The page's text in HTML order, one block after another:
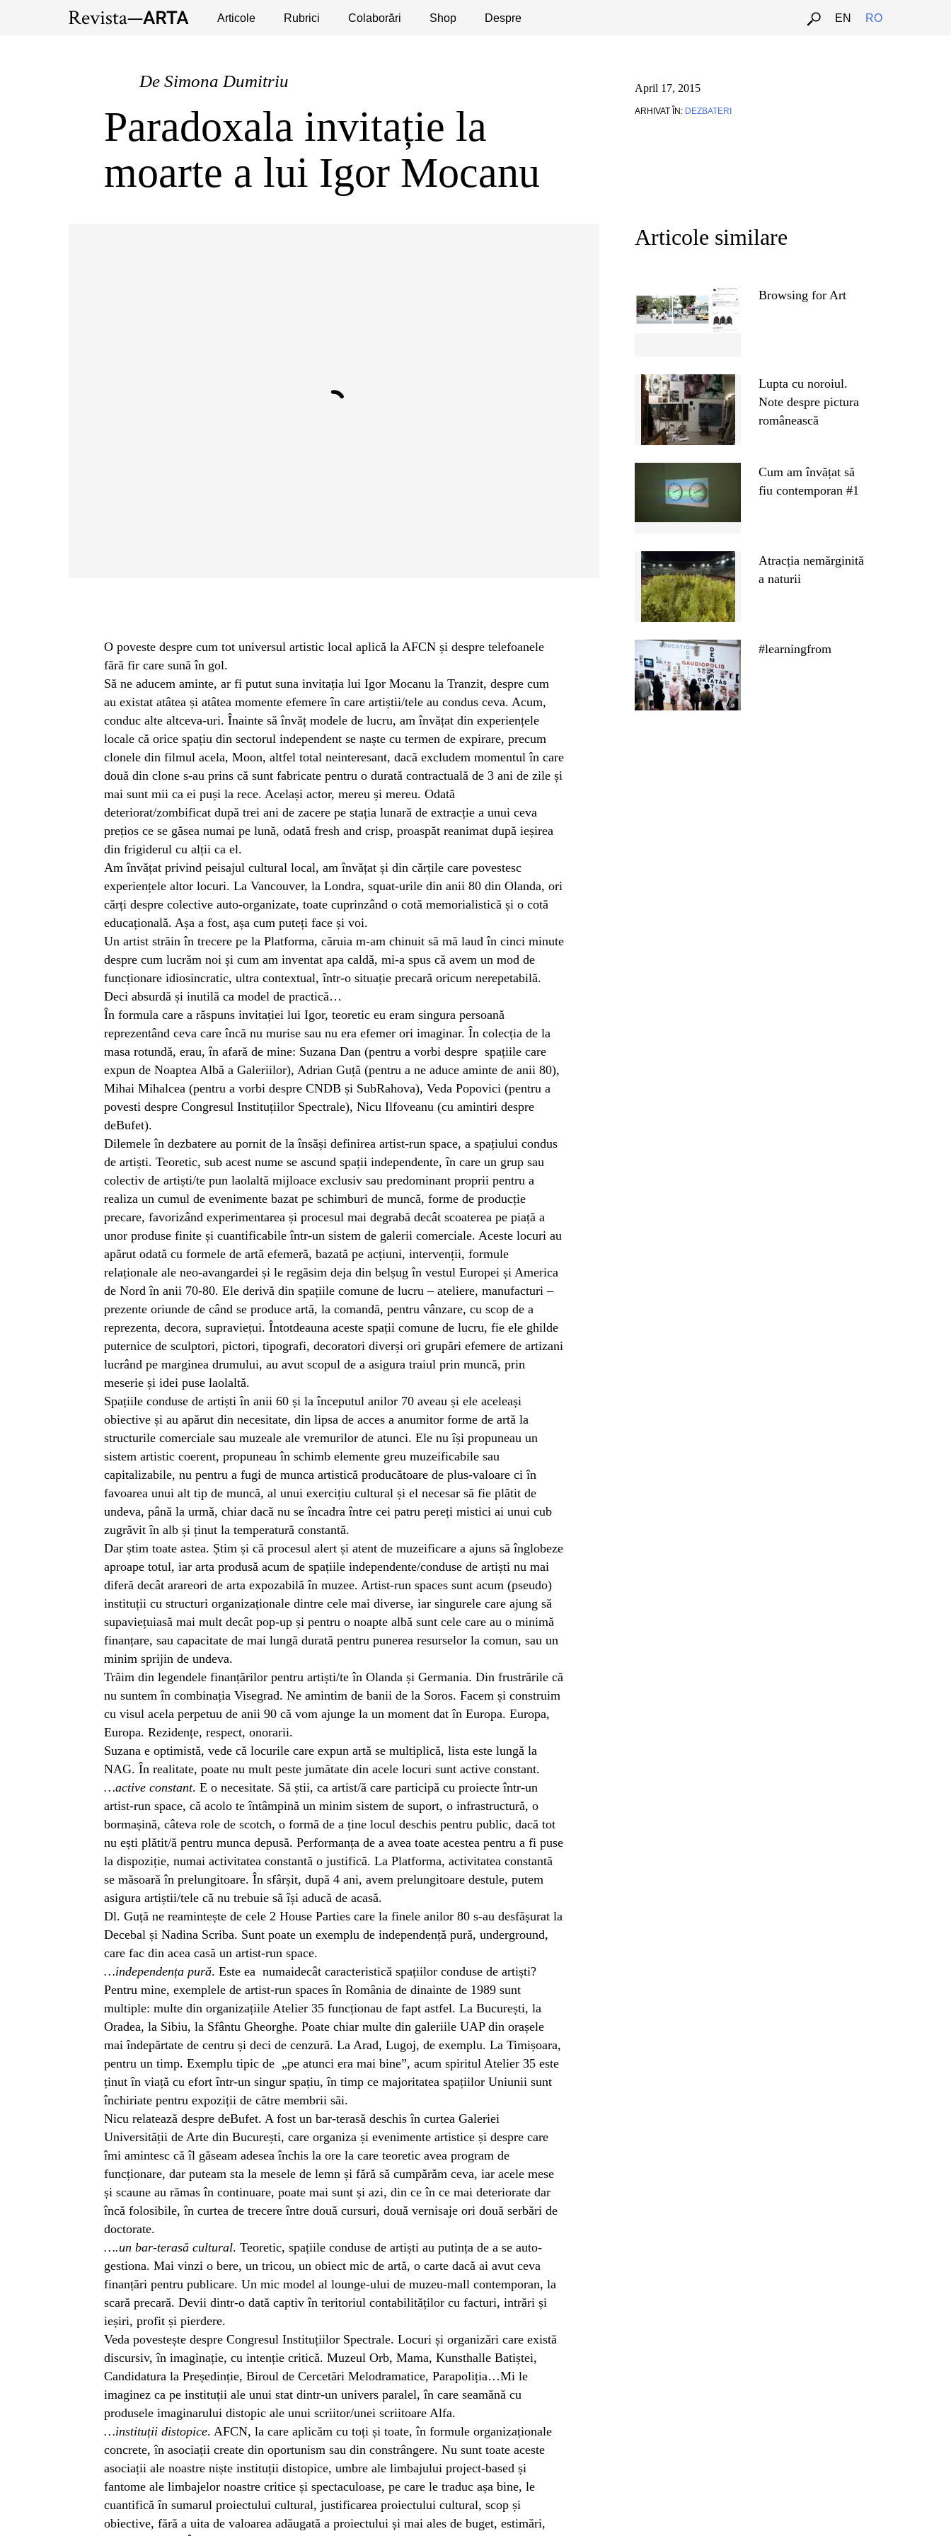
Articole Rubrici Colaborări Shop Despre EN RO
Expoziții Evenimente Interviuri Publicaţii Dezbateri Apeluri
De Simona Dumitriu
Paradoxala invitație la
moarte a lui Igor Mocanu
April 17, 2015
ARHIVAT ÎN: DEZBATERI
O poveste despre cum tot universul artistic local aplică la AFCN și despre telefoanele
fără fir care sună în gol.
Să ne aducem aminte, ar fi putut suna invitația lui Igor Mocanu la Tranzit, despre cum
au existat atâtea și atâtea momente efemere în care artiștii/tele au condus ceva. Acum,
conduc alte altceva-uri. Înainte să învăț modele de lucru, am învățat din experiențele
locale că orice spațiu din sectorul independent se naște cu termen de expirare, precum
clonele din filmul acela, Moon, altfel total neinteresant, dacă excludem momentul în care
două din clone s-au prins că sunt fabricate pentru o durată contractuală de 3 ani de zile și
mai sunt mii ca ei puși la rece. Același actor, mereu și mereu. Odată
deteriorat/zombificat după trei ani de zacere pe stația lunară de extracție a unui ceva
prețios ce se găsea numai pe lună, odată fresh and crisp, proaspăt reanimat după ieșirea
din frigiderul cu alții ca el.
Am învățat privind peisajul cultural local, am învățat și din cărțile care povestesc
experiențele altor locuri. La Vancouver, la Londra, squat-urile din anii 80 din Olanda, ori
cărți despre colective auto-organizate, toate cuprinzând o cotă memorialistică și o cotă
educațională. Așa a fost, așa cum puteți face și voi.
Un artist străin în trecere pe la Platforma, căruia m-am chinuit să mă laud în cinci minute
despre cum lucrăm noi și cum am inventat apa caldă, mi-a spus că avem un mod de
funcționare idiosincratic, ultra contextual, într-o situație precară oricum nerepetabilă.
Deci absurdă și inutilă ca model de practică…
În formula care a răspuns invitației lui Igor, teoretic eu eram singura persoană
reprezentând ceva care încă nu murise sau nu era efemer ori imaginar. În colecția de la
masa rotundă, erau, în afară de mine: Suzana Dan (pentru a vorbi despre spațiile care
expun de Noaptea Albă a Galeriilor), Adrian Guță (pentru a ne aduce aminte de anii 80),
Mihai Mihalcea (pentru a vorbi despre CNDB și SubRahova), Veda Popovici (pentru a
povesti despre Congresul Instituțiilor Spectrale), Nicu Ilfoveanu (cu amintiri despre
deBufet).
Dilemele în dezbatere au pornit de la însăși definirea artist-run space, a spațiului condus
de artiști. Teoretic, sub acest nume se ascund spații independente, în care un grup sau
colectiv de artiști/te pun laolaltă mijloace exclusiv sau predominant proprii pentru a
realiza un cumul de evenimente bazat pe schimburi de muncă, forme de producție
precare, favorizând experimentarea și procesul mai degrabă decât scoaterea pe piață a
unor produse finite și cuantificabile într-un sistem de galerii comerciale. Aceste locuri au
apărut odată cu formele de artă efemeră, bazată pe acțiuni, intervenții, formule
relaționale ale neo-avangardei și le regăsim deja din belșug în vestul Europei și America
de Nord în anii 70-80. Ele derivă din spațiile comune de lucru – ateliere, manufacturi –
prezente oriunde de când se produce artă, la comandă, pentru vânzare, cu scop de a
reprezenta, decora, supraviețui. Întotdeauna aceste spații comune de lucru, fie ele ghilde
puternice de sculptori, pictori, tipografi, decoratori diverși ori grupări efemere de artizani
lucrând pe marginea drumului, au avut scopul de a asigura traiul prin muncă, prin
meserie și idei puse laolaltă.
Spațiile conduse de artiști în anii 60 și la începutul anilor 70 aveau și ele aceleași
obiective și au apărut din necesitate, din lipsa de acces a anumitor forme de artă la
structurile comerciale sau muzeale ale vremurilor de atunci. Ele nu își propuneau un
sistem artistic coerent, propuneau în schimb elemente greu muzeificabile sau
capitalizabile, nu pentru a fugi de munca artistică producătoare de plus-valoare ci în
favoarea unui alt tip de muncă, al unui exercițiu cultural și el necesar să fie plătit de
undeva, până la urmă, chiar dacă nu se încadra între cei patru pereți mistici ai unui cub
zugrăvit în alb și ținut la temperatură constantă.
Dar știm toate astea. Știm și că procesul alert și atent de muzeificare a ajuns să înglobeze
aproape totul, iar arta produsă acum de spațiile independente/conduse de artiști nu mai
diferă decât arareori de arta expozabilă în muzee. Artist-run spaces sunt acum (pseudo)
instituții cu structuri organizaționale dintre cele mai diverse, iar singurele care ajung să
supaviețuiasă mai mult decât pop-up și pentru o noapte albă sunt cele care au o minimă
finanțare, sau capacitate de mai lungă durată pentru punerea resurselor la comun, sau un
minim sprijin de undeva.
Trăim din legendele finanțărilor pentru artiști/te în Olanda și Germania. Din frustrările că
nu suntem în combinația Visegrad. Ne amintim de banii de la Soros. Facem și construim
cu visul acela perpetuu de anii 90 că vom ajunge la un moment dat în Europa. Europa,
Europa. Rezidențe, respect, onorarii.
Suzana e optimistă, vede că locurile care expun artă se multiplică, lista este lungă la
NAG. În realitate, poate nu mult peste jumătate din acele locuri sunt active constant.
…active constant. E o necesitate. Să știi, ca artist/ă care participă cu proiecte într-un
artist-run space, că acolo te întâmpină un minim sistem de suport, o infrastructură, o
bormașină, câteva role de scotch, o formă de a ține locul deschis pentru public, dacă tot
nu ești plătit/ă pentru munca depusă. Performanța de a avea toate acestea pentru a fi puse
la dispoziție, numai activitatea constantă o justifică. La Platforma, activitatea constantă
se măsoară în prelungitoare. În sfârșit, după 4 ani, avem prelungitoare destule, putem
asigura artiștii/tele că nu trebuie să își aducă de acasă.
Dl. Guță ne reamintește de cele 2 House Parties care la finele anilor 80 s-au desfășurat la
Decebal și Nadina Scriba. Sunt poate un exemplu de independență pură, underground,
care fac din acea casă un artist-run space.
…independența pură. Este ea numaidecât caracteristică spațiilor conduse de artiști?
Pentru mine, exemplele de artist-run spaces în România de dinainte de 1989 sunt
multiple: multe din organizațiile Atelier 35 funcționau de fapt astfel. La București, la
Oradea, la Sibiu, la Sfântu Gheorghe. Poate chiar multe din galeriile UAP din orașele
mai îndepărtate de centru și deci de cenzură. La Arad, Lugoj, de exemplu. La Timișoara,
pentru un timp. Exemplu tipic de „pe atunci era mai bine”, acum spiritul Atelier 35 este
ținut în viață cu efort într-un singur spațiu, în timp ce majoritatea spațiilor Uniunii sunt
închiriate pentru expoziții de către membrii săi.
Nicu relatează despre deBufet. A fost un bar-terasă deschis în curtea Galeriei
Universității de Arte din București, care organiza și evenimente artistice și despre care
îmi amintesc că îl găseam adesea închis la ore la care teoretic avea program de
funcționare, dar puteam sta la mesele de lemn și fără să cumpărăm ceva, iar acele mese
și scaune au rămas în continuare, poate mai sunt și azi, din ce în ce mai deteriorate dar
încă folosibile, în curtea de trecere între două cursuri, două vernisaje ori două serbări de
doctorate.
….un bar-terasă cultural. Teoretic, spațiile conduse de artiști au putința de a se auto-
gestiona. Mai vinzi o bere, un tricou, un obiect mic de artă, o carte dacă ai avut ceva
finanțări pentru publicare. Un mic model al lounge-ului de muzeu-mall contemporan, la
scară precară. Devii dintr-o dată captiv în teritoriul contabilităților cu facturi, intrări și
ieșiri, profit și pierdere.
Veda povestește despre Congresul Instituțiilor Spectrale. Locuri și organizări care există
discursiv, în imaginație, cu intenție critică. Muzeul Orb, Mama, Kunsthalle Batiștei,
Candidatura la Președinție, Biroul de Cercetări Melodramatice, Parapoliția…Mi le
imaginez ca pe instituții ale unui stat dintr-un univers paralel, în care seamănă cu
produsele imaginarului distopic ale unui scriitor/unei scriitoare Alfa.
…instituții distopice. AFCN, la care aplicăm cu toți și toate, în formule organizaționale
concrete, în asociații create din oportunism sau din constrângere. Nu sunt toate aceste
asociații ale noastre niște instituții distopice, umbre ale limbajului project-based și
fantome ale limbajelor noastre critice și spectaculoase, pe care le traduc așa bine, le
cuantifică în sumarul proiectului cultural, justificarea proiectului cultural, scop și
obiective, fără a uita de valoarea adăugată a proiectului și mai ales de buget, estimări,
Articole similare
Browsing for Art
Lupta cu noroiul.
Note despre pictura
românească
Cum am învățat să
fiu contemporan #1
Atracția nemărginită
a naturii
#learningfrom